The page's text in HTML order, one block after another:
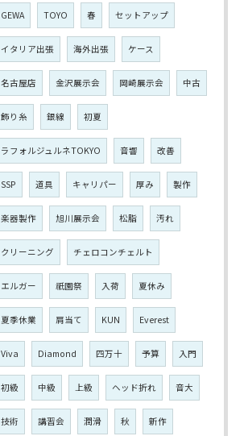
GEWA TOYO 春 セットアップ
イタリア出張 海外出張 ケース
名古屋店 金沢展示会 岡崎展示会 中古
飾り糸 銀線 初夏
ラフォルジュルネTOKYO 音響 改善
SSP 道具 キャリパー 厚み 製作
楽器製作 旭川展示会 松脂 汚れ
クリーニング チェロコンチェルト
エルガー 祇園祭 入荷 夏休み
夏季休業 肩当て KUN Everest
Viva Diamond 四万十 予算 入門
初級 中級 上級 ヘッド折れ 音大
技術 講習会 潤滑 秋 新作